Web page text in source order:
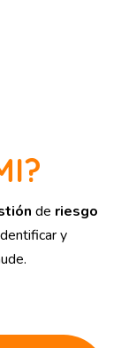
de riesgo
y